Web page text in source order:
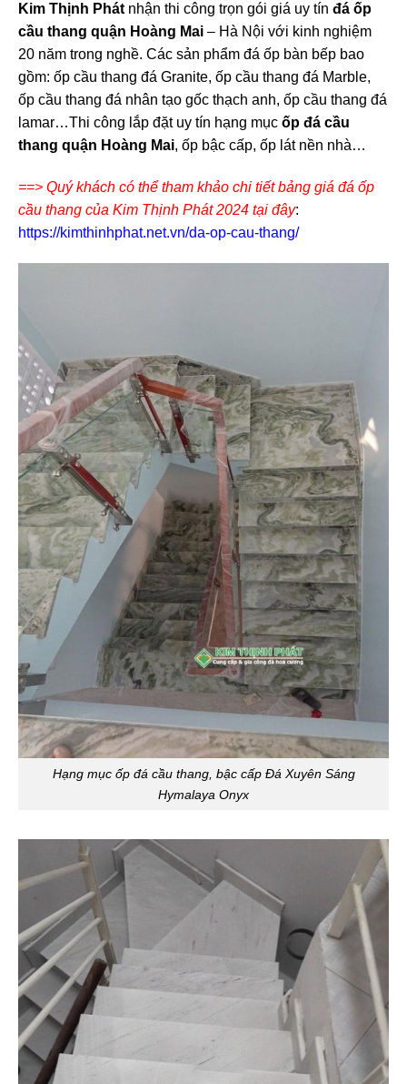
Kim Thịnh Phát nhận thi công trọn gói giá uy tín đá ốp
cầu thang quận Hoàng Mai – Hà Nội với kinh nghiệm
20 năm trong nghề. Các sản phẩm đá ốp bàn bếp bao
gồm: ốp cầu thang đá Granite, ốp cầu thang đá Marble,
ốp cầu thang đá nhân tạo gốc thạch anh, ốp cầu thang đá
lamar…Thi công lắp đặt uy tín hạng mục ốp đá cầu
thang quận Hoàng Mai, ốp bậc cấp, ốp lát nền nhà…
==> Quý khách có thể tham khảo chi tiết bảng giá đá ốp
cầu thang của Kim Thịnh Phát 2024 tại đây:
https://kimthinhphat.net.vn/da-op-cau-thang/
Hạng mục ốp đá cầu thang, bậc cấp Đá Xuyên Sáng
Hymalaya Onyx